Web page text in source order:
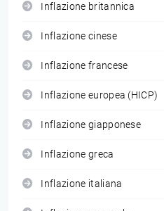
Inflazione britannica
Inflazione cinese
Inflazione francese
Inflazione europea (HICP)
Inflazione giapponese
Inflazione greca
Inflazione italiana